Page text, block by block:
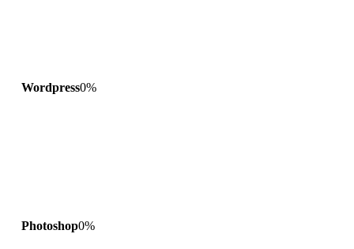
Wordpress0%
Photoshop0%